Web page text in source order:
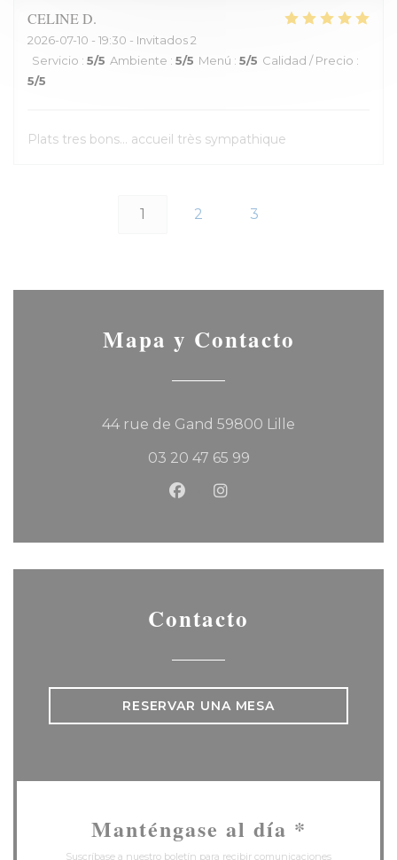
CELINED
2026-07-10 - 19:30 - Invitados 2
Servicio : 5/5 Ambiente : 5/5 Menú : 5/5 Calidad / Precio :
5/5
Plats tres bons... accueil très sympathique
1 2 3
Mapa y Contacto
44 rue de Gand 59800 Lille
03 20 47 65 99
Facebook ((abre en una
Instagram ((abre en
Contacto
RESERVAR UNA MESA
Manténgase al día *
Suscríbase a nuestro boletín para recibir comunicaciones